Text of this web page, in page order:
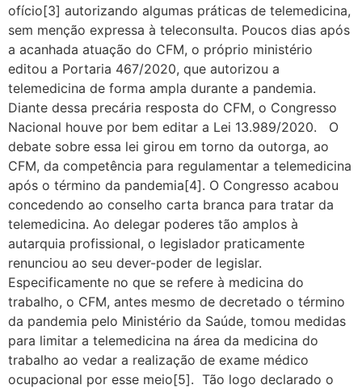
ofício[3] autorizando algumas práticas de telemedicina,
sem menção expressa à teleconsulta. Poucos dias após
a acanhada atuação do CFM, o próprio ministério
editou a Portaria 467/2020, que autorizou a
telemedicina de forma ampla durante a pandemia.
Diante dessa precária resposta do CFM, o Congresso
Nacional houve por bem editar a Lei 13.989/2020. O
debate sobre essa lei girou em torno da outorga, ao
CFM, da competência para regulamentar a telemedicina
após o término da pandemia[4]. O Congresso acabou
concedendo ao conselho carta branca para tratar da
telemedicina. Ao delegar poderes tão amplos à
autarquia profissional, o legislador praticamente
renunciou ao seu dever-poder de legislar.
Especificamente no que se refere à medicina do
trabalho, o CFM, antes mesmo de decretado o término
da pandemia pelo Ministério da Saúde, tomou medidas
para limitar a telemedicina na área da medicina do
trabalho ao vedar a realização de exame médico
ocupacional por esse meio[5]. Tão logo declarado o